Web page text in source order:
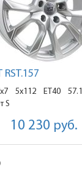
RST.157
5x112 ET40
57.1
S
10 230 руб.